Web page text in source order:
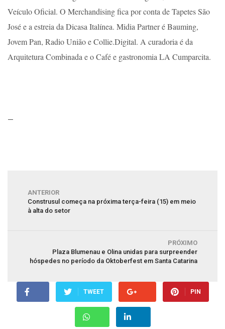
Veículo Oficial. O Merchandising fica por conta de Tapetes São
José e a estreia da Dicasa Italínea. Midia Partner é Bauming,
Jovem Pan, Radio União e Collie.Digital. A curadoria é da
Arquitetura Combinada e o Café e gastronomia LA Cumparcita.
—
ANTERIOR
Construsul começa na próxima terça-feira (15) em meio
à alta do setor
PRÓXIMO
Plaza Blumenau e Olina unidas para surpreender
hóspedes no período da Oktoberfest em Santa Catarina
TWEET PIN